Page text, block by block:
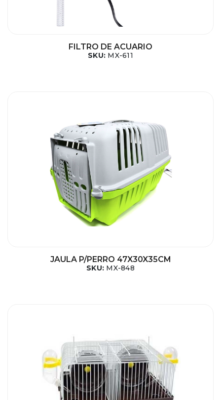
FILTRO DE ACUARIO
SKU: MX-611
JAULA P/PERRO 47X30X35CM
SKU: MX-848